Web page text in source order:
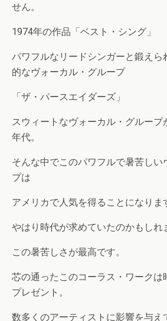
せん。
1974年の作品「ベスト・シング」
パワフルなリードシンガーと鍛えら
的なヴォーカル・グループ
「ザ・パースエイダーズ」
スウィートなヴォーカル・グループ
年代。
そんな中でこのパワフルで暑苦しい
プは
アメリカで人気を得ることになりま
やはり時代が求めていたのかもしれ
この暑苦しさが最高です。
芯の通ったこのコーラス・ワークは
プレゼント。
数多くのアーティストに影響を与え